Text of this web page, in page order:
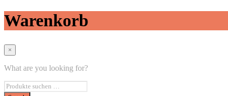
Warenkorb
×
What are you looking for?